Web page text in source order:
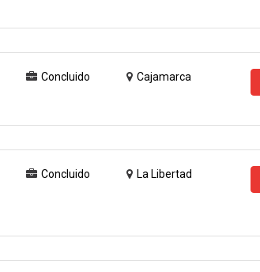
Concluido Cajamarca
Concluido La Libertad